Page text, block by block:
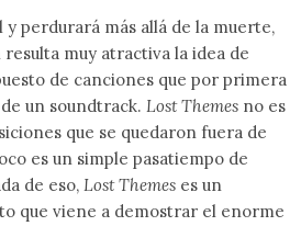
y perdurará más allá de la muerte,
muy atractiva la idea de
de canciones que por primera
un soundtrack.Lost Themes no es
que se quedaron fuera de
es un simple pasatiempo de
de eso,Lost Themes es un
que viene a demostrar el enorme